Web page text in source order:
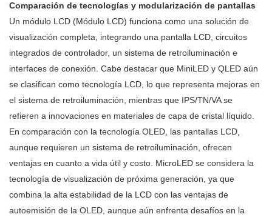
Comparación de tecnologías y modularización de pantallas
Un módulo LCD (Módulo LCD) funciona como una solución de
visualización completa, integrando una pantalla LCD, circuitos
integrados de controlador, un sistema de retroiluminación e
interfaces de conexión. Cabe destacar que MiniLED y QLED aún
se clasifican como tecnología LCD, lo que representa mejoras en
el sistema de retroiluminación, mientras que IPS/TN/VA se
refieren a innovaciones en materiales de capa de cristal líquido.
En comparación con la tecnología OLED, las pantallas LCD,
aunque requieren un sistema de retroiluminación, ofrecen
ventajas en cuanto a vida útil y costo. MicroLED se considera la
tecnología de visualización de próxima generación, ya que
combina la alta estabilidad de la LCD con las ventajas de
autoemisión de la OLED, aunque aún enfrenta desafíos en la